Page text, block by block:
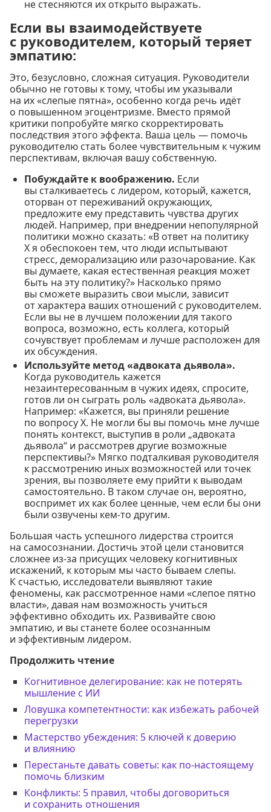
не стесняются их открыто выражать.
Если вы взаимодействуете
с руководителем, который теряет
эмпатию:
Это, безусловно, сложная ситуация. Руководители
обычно не готовы к тому, чтобы им указывали
на их «слепые пятна», особенно когда речь идёт
о повышенном эгоцентризме. Вместо прямой
критики попробуйте мягко скорректировать
последствия этого эффекта. Ваша цель — помочь
руководителю стать более чувствительным к чужим
перспективам, включая вашу собственную.
Побуждайте к воображению. Если
вы сталкиваетесь с лидером, который, кажется,
оторван от переживаний окружающих,
предложите ему представить чувства других
людей. Например, при внедрении непопулярной
политики можно сказать: «В ответ на политику
X я обеспокоен тем, что люди испытывают
стресс, деморализацию или разочарование. Как
вы думаете, какая естественная реакция может
быть на эту политику?» Насколько прямо
вы сможете выразить свои мысли, зависит
от характера ваших отношений с руководителем.
Если вы не в лучшем положении для такого
вопроса, возможно, есть коллега, который
сочувствует проблемам и лучше расположен для
их обсуждения.
Используйте метод «адвоката дьявола».
Когда руководитель кажется
незаинтересованным в чужих идеях, спросите,
готов ли он сыграть роль «адвоката дьявола».
Например: «Кажется, вы приняли решение
по вопросу X. Не могли бы вы помочь мне лучше
понять контекст, выступив в роли „адвоката
дьявола“ и рассмотрев другие возможные
перспективы?» Мягко подталкивая руководителя
к рассмотрению иных возможностей или точек
зрения, вы позволяете ему прийти к выводам
самостоятельно. В таком случае он, вероятно,
воспримет их как более ценные, чем если бы они
были озвучены кем-то другим.
Большая часть успешного лидерства строится
на самосознании. Достичь этой цели становится
сложнее из-за присущих человеку когнитивных
искажений, к которым мы часто бываем слепы.
К счастью, исследователи выявляют такие
феномены, как рассмотренное нами «слепое пятно
власти», давая нам возможность учиться
эффективно обходить их. Развивайте свою
эмпатию, и вы станете более осознанным
и эффективным лидером.
Продолжить чтение
Когнитивное делегирование: как не потерять
мышление с ИИ
Ловушка компетентности: как избежать рабочей
перегрузки
Мастерство убеждения: 5 ключей к доверию
и влиянию
Перестаньте давать советы: как по-настоящему
помочь близким
Конфликты: 5 правил, чтобы договориться
и сохранить отношения